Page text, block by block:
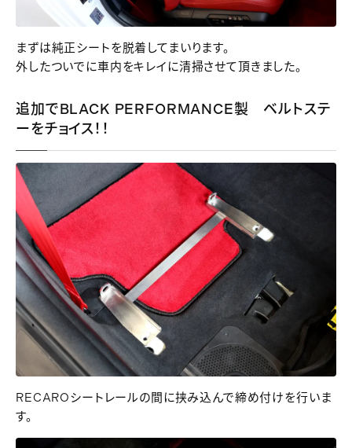
まずは純正シートを脱着してまいります。
外したついでに車内をキレイに清掃させて頂きました。
追加でBLACK PERFORMANCE製 ベルトステ
ーをチョイス！！
RECAROシートレールの間に挟み込んで締め付けを行いま
す。